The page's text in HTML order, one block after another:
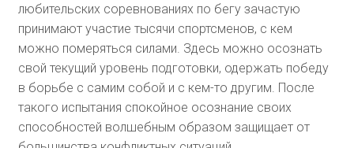
любительских соревнованиях по бегу зачастую
принимают участие тысячи спортсменов, с кем
можно померяться силами. Здесь можно осознать
свой текущий уровень подготовки, одержать победу
в борьбе с самим собой и с кем-то другим. После
такого испытания спокойное осознание своих
способностей волшебным образом защищает от